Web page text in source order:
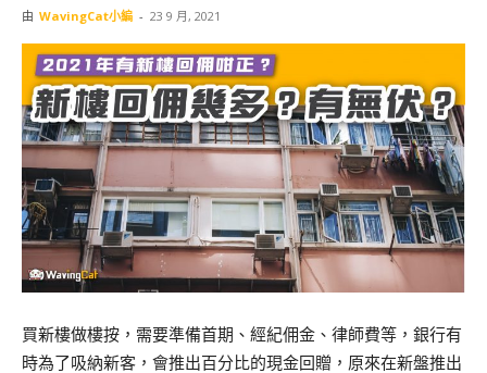
由 WavingCat小編 - 23 9 月, 2021
買新樓做樓按，需要準備首期、經紀佣金、律師費等，銀行有
時為了吸納新客，會推出百分比的現金回贈，原來在新盤推出